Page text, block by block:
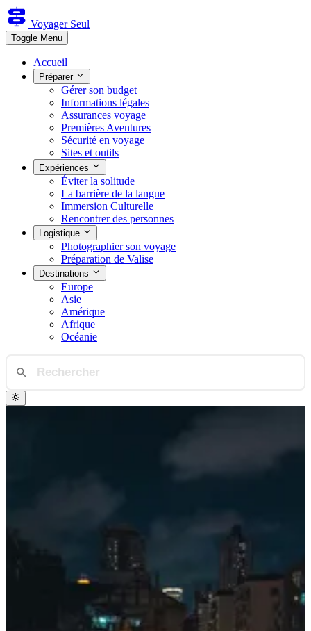
Voyager Seul
Toggle Menu
Accueil
Préparer
Gérer son budget
Informations légales
Assurances voyage
Premières Aventures
Sécurité en voyage
Sites et outils
Expériences
Éviter la solitude
La barrière de la langue
Immersion Culturelle
Rencontrer des personnes
Logistique
Photographier son voyage
Préparation de Valise
Destinations
Europe
Asie
Amérique
Afrique
Océanie